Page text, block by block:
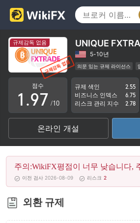
규제감독 없음 UNIQUE
5-10년
의문 있는 규제 라이선스
잠재적 위험성이 높음
점수
0
1
2
3
4
5
6
7
.
5
6
7
8
9
3
4
5
6
7
8
9
/10
규제 색인
2.55
비즈니스 인덱스
6.75
리스크 관리 지수
2.78
온라인 개설
주의:WikiFX평점이 너무 낮습니다,
이전 검사 2026-08-09 리스크 2
외환 규제